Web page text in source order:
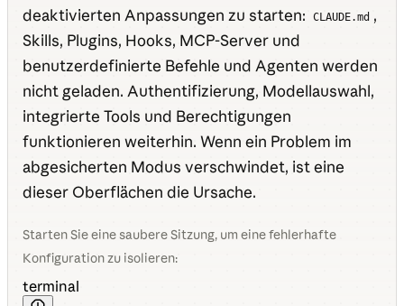
deaktivierten Anpassungen zu starten:
CLAUDE.md ,
Skills, Plugins, Hooks, MCP-Server und
benutzerdefinierte Befehle und Agenten werden
nicht geladen. Authentifizierung, Modellauswahl,
integrierte Tools und Berechtigungen
funktionieren weiterhin. Wenn ein Problem im
abgesicherten Modus verschwindet, ist eine
dieser Oberflächen die Ursache.
Starten Sie eine saubere Sitzung, um eine fehlerhafte
Konfiguration zu isolieren:
terminal